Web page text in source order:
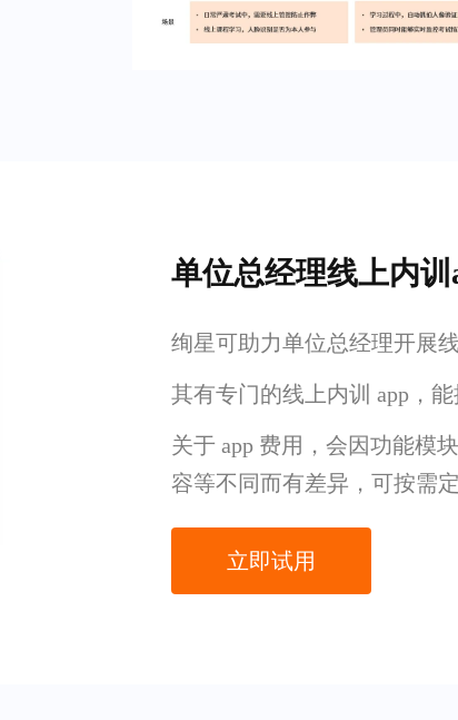
单位总经理线上内训
绚星可助力单位总经理开展
其有专门的线上内训 app，
关于 app 费用，会因功能模
容等不同而有差异，可按需
立即试用